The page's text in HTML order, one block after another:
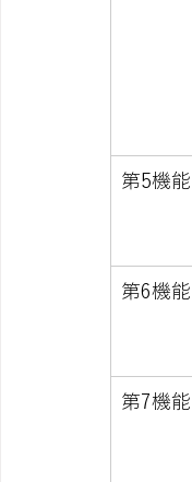
第5機能
第6機能
第7機能